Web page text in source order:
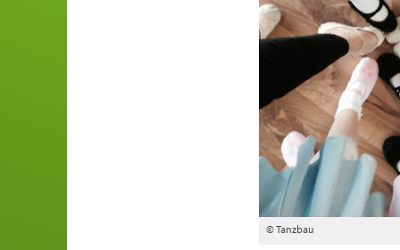
© Tanzbau